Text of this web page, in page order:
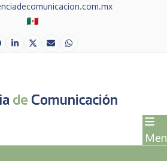
LinkedInTwitterCorreoWhatsapp